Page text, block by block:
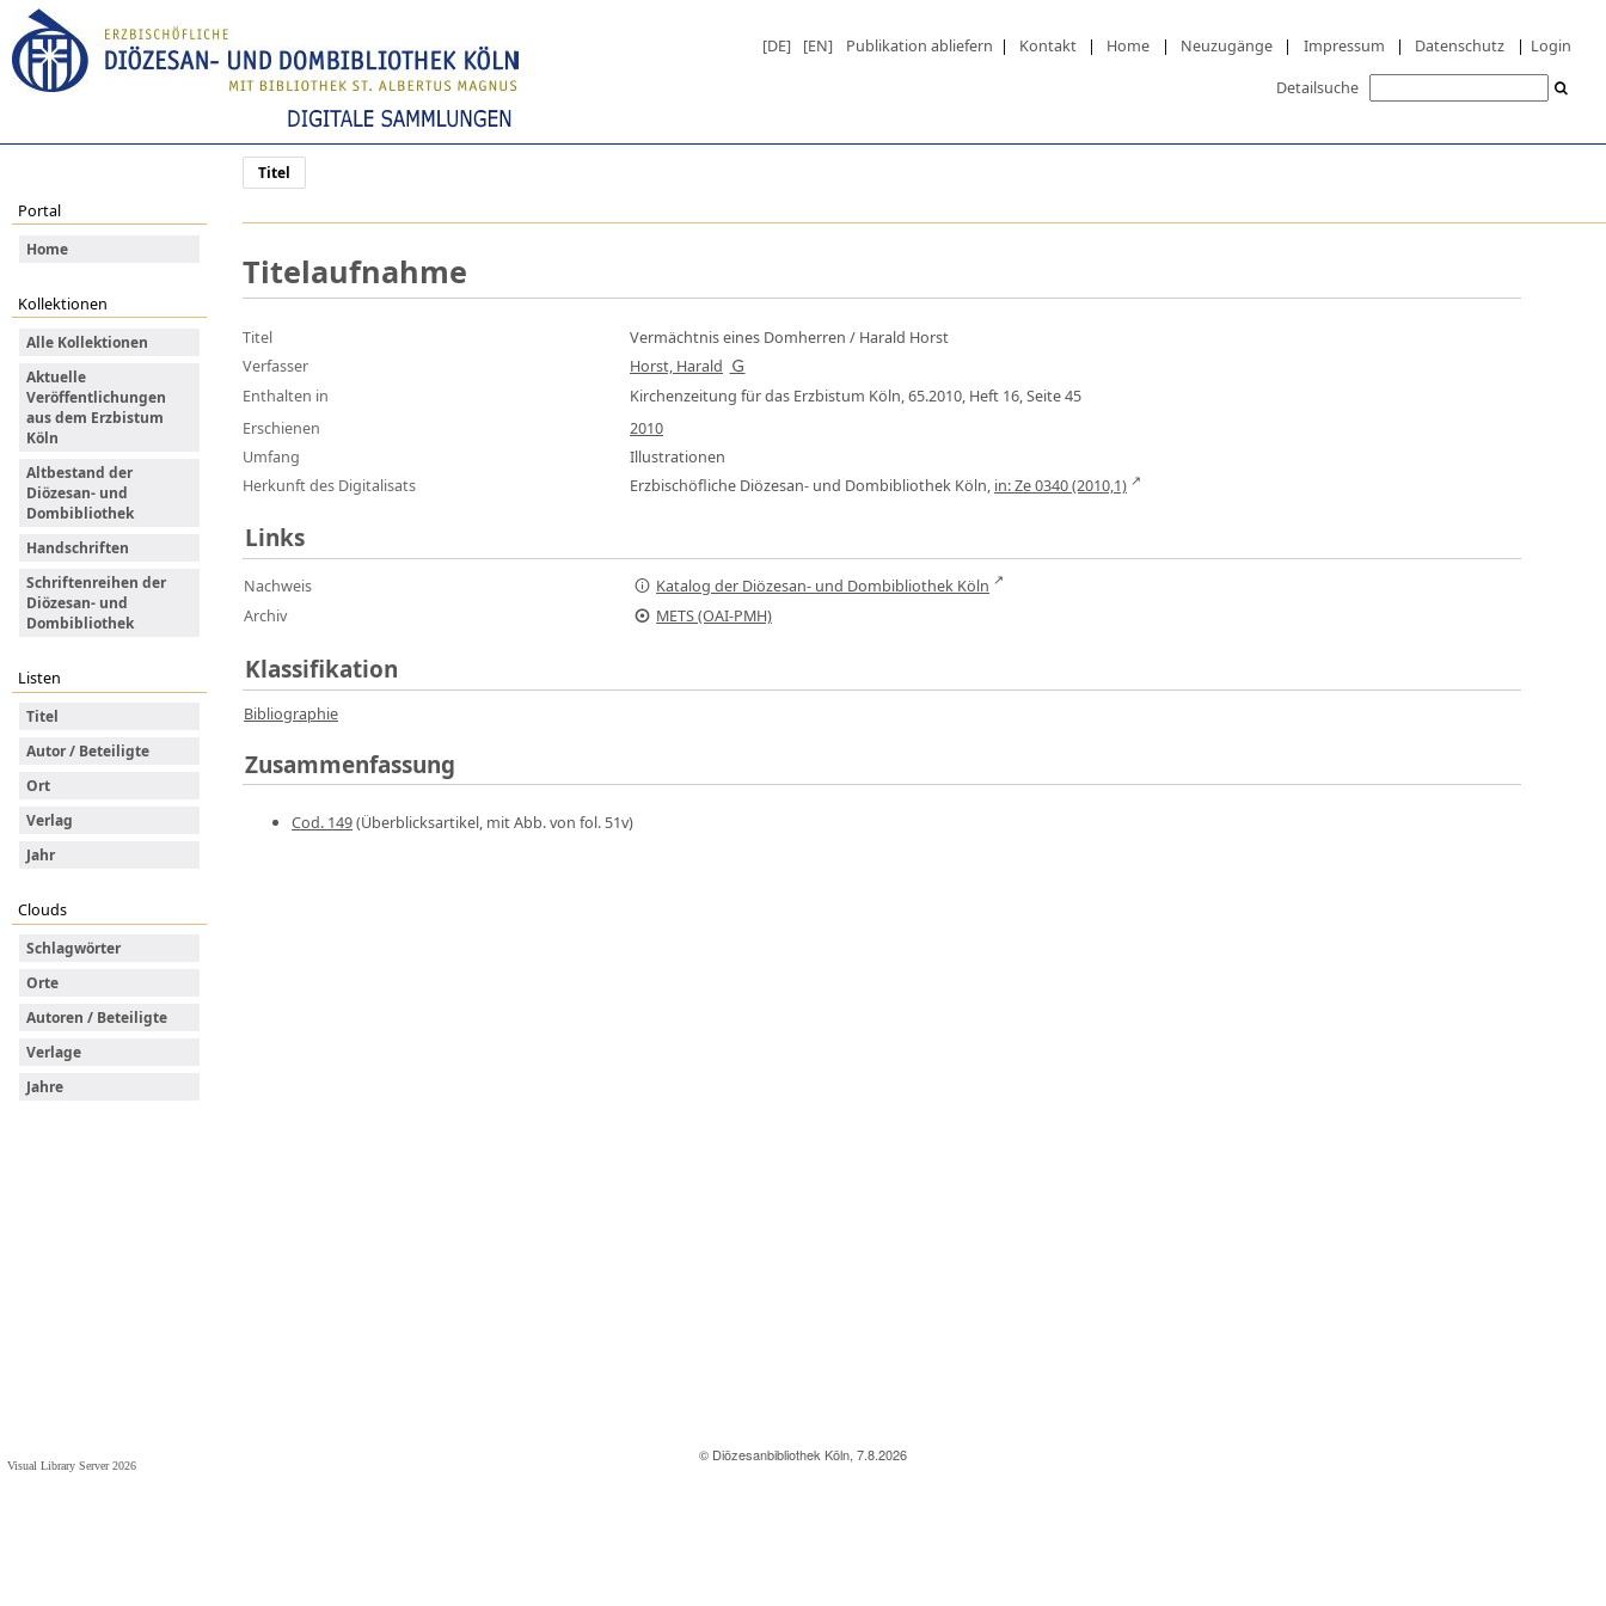
© Diözesanbibliothek Köln, 7.8.2026
Visual Library Server 2026
[DE] [EN] Publikation abliefern | Kontakt | Home | Neuzugänge | Impressum | Datenschutz | Login
Detailsuche
Titel
Portal
Home
Kollektionen
Alle Kollektionen
Aktuelle
Veröffentlichungen
aus dem Erzbistum
Köln
Altbestand der
Diözesan- und
Dombibliothek
Handschriften
Schriftenreihen der
Diözesan- und
Dombibliothek
Listen
Titel
Autor / Beteiligte
Ort
Verlag
Jahr
Clouds
Schlagwörter
Orte
Autoren / Beteiligte
Verlage
Jahre
Titelaufnahme
Titel Vermächtnis eines Domherren / Harald Horst
Verfasser
Horst, Harald
Enthalten in
Kirchenzeitung für das Erzbistum Köln, 65.2010, Heft 16, Seite 45
Erschienen
2010
Umfang
Illustrationen
Herkunft des Digitalisats
Erzbischöfliche Diözesan- und Dombibliothek Köln, in: Ze 0340 (2010,1)
Links
Nachweis
Katalog der Diözesan- und Dombibliothek Köln
Archiv
METS (OAI-PMH)
Klassifikation
Bibliographie
Zusammenfassung
Cod. 149(Überblicksartikel, mit Abb. von fol. 51v)